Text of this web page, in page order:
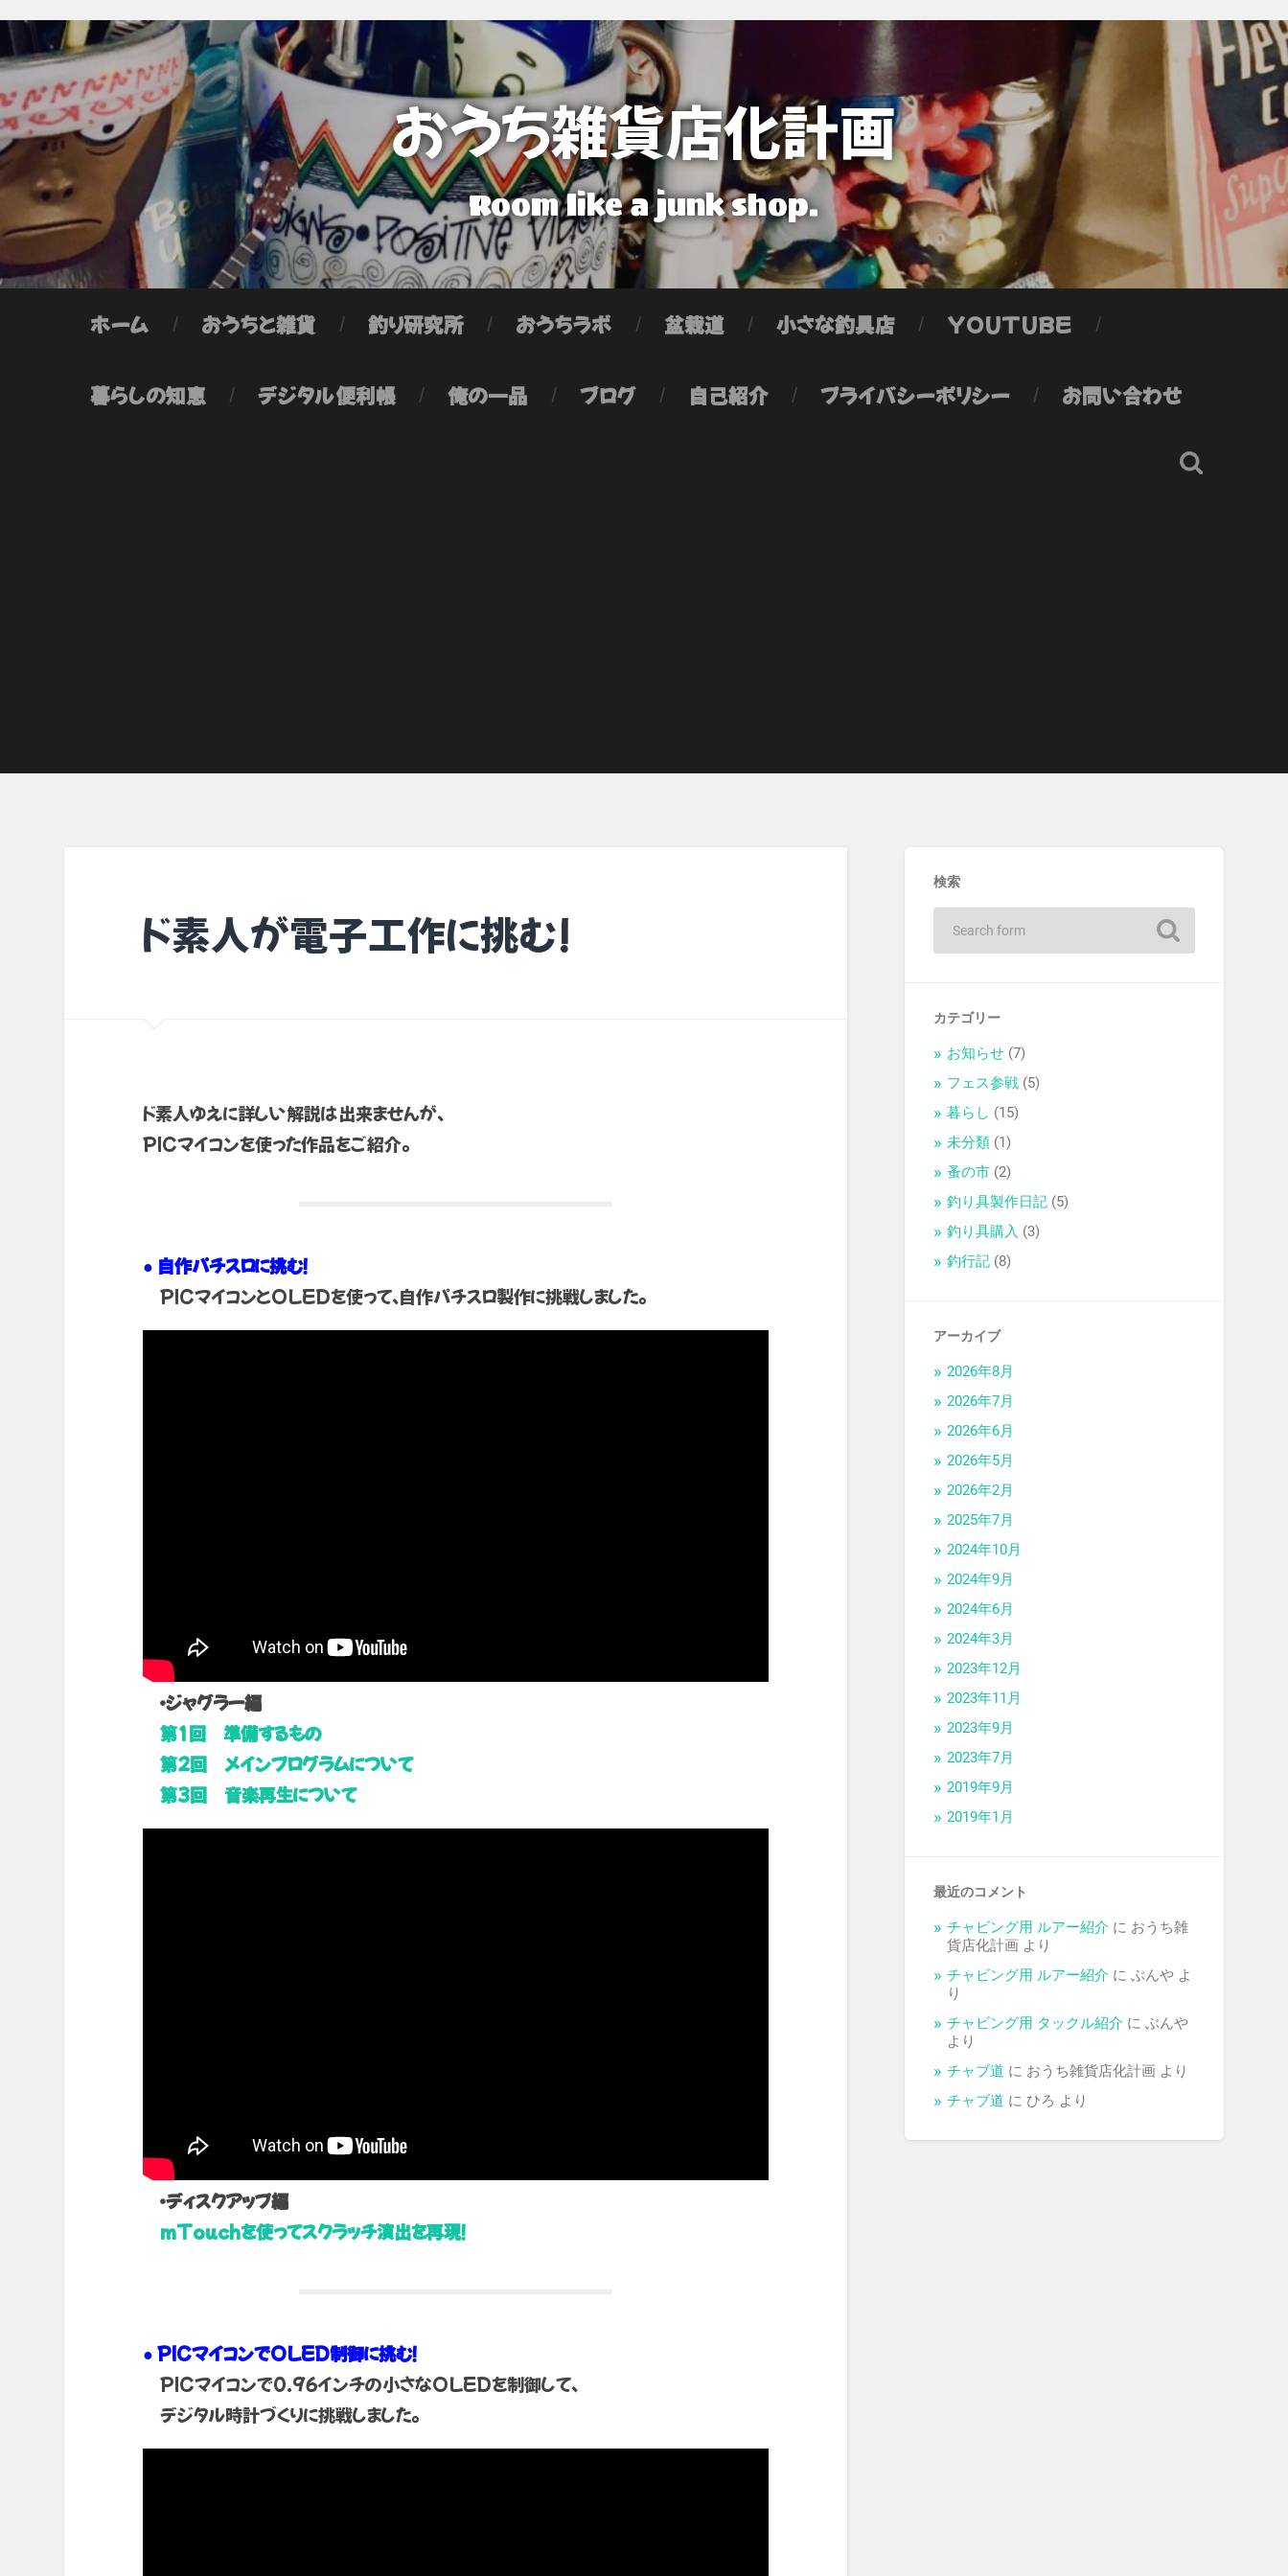
おうち雑貨店化計画
Room like a junk shop.
ホーム おうちと雑貨 釣り研究所 おうちラボ 盆栽道 小さな釣具店 YOUTUBE
暮らしの知恵 デジタル便利帳 俺の一品 ブログ 自己紹介 プライバシーポリシー お問い合わせ
ド素人が電子工作に挑む!
ド素人ゆえに詳しい解説は出来ませんが、
PICマイコンを使った作品をご紹介。
● 自作パチスロに挑む！
PICマイコンとOLEDを使って、自作パチスロ製作に挑戦しました。
・ジャグラー編
第1回 準備するもの
第2回 メインプログラムについて
第3回 音楽再生について
・ディスクアップ編
mTouchを使ってスクラッチ演出を再現！
● PICマイコンでOLED制御に挑む！
PICマイコンで0.96インチの小さなOLEDを制御して、
デジタル時計づくりに挑戦しました。
検索
カテゴリー
お知らせ (7)
フェス参戦 (5)
暮らし (15)
未分類 (1)
蚤の市 (2)
釣り具製作日記 (5)
釣り具購入 (3)
釣行記 (8)
アーカイブ
2026年8月
2026年7月
2026年6月
2026年5月
2026年2月
2025年7月
2024年10月
2024年9月
2024年6月
2024年3月
2023年12月
2023年11月
2023年9月
2023年7月
2019年9月
2019年1月
最近のコメント
チャビング用 ルアー紹介 に おうち雑
貨店化計画 より
チャビング用 ルアー紹介 にぶんや よ
り
チャビング用 タックル紹介 にぶんや
より
チャブ道 に おうち雑貨店化計画 より
チャブ道 にひろ より